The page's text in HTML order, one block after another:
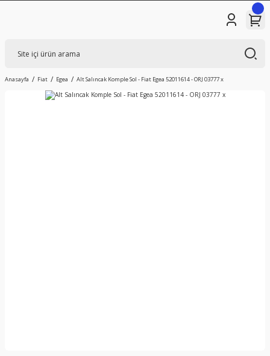
Anasayfa Fiat Egea Alt Salıncak Komple Sol - Fiat Egea 52011614 - ORJ 03777 x